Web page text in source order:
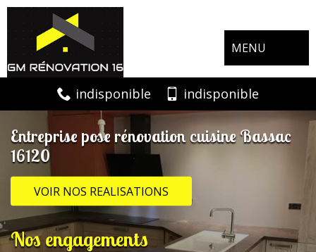
MENU
indisponible indisponible
Entreprise pose rénovation cuisine Bassac
16120
VOIR NOS REALISATIONS
Nos engagements